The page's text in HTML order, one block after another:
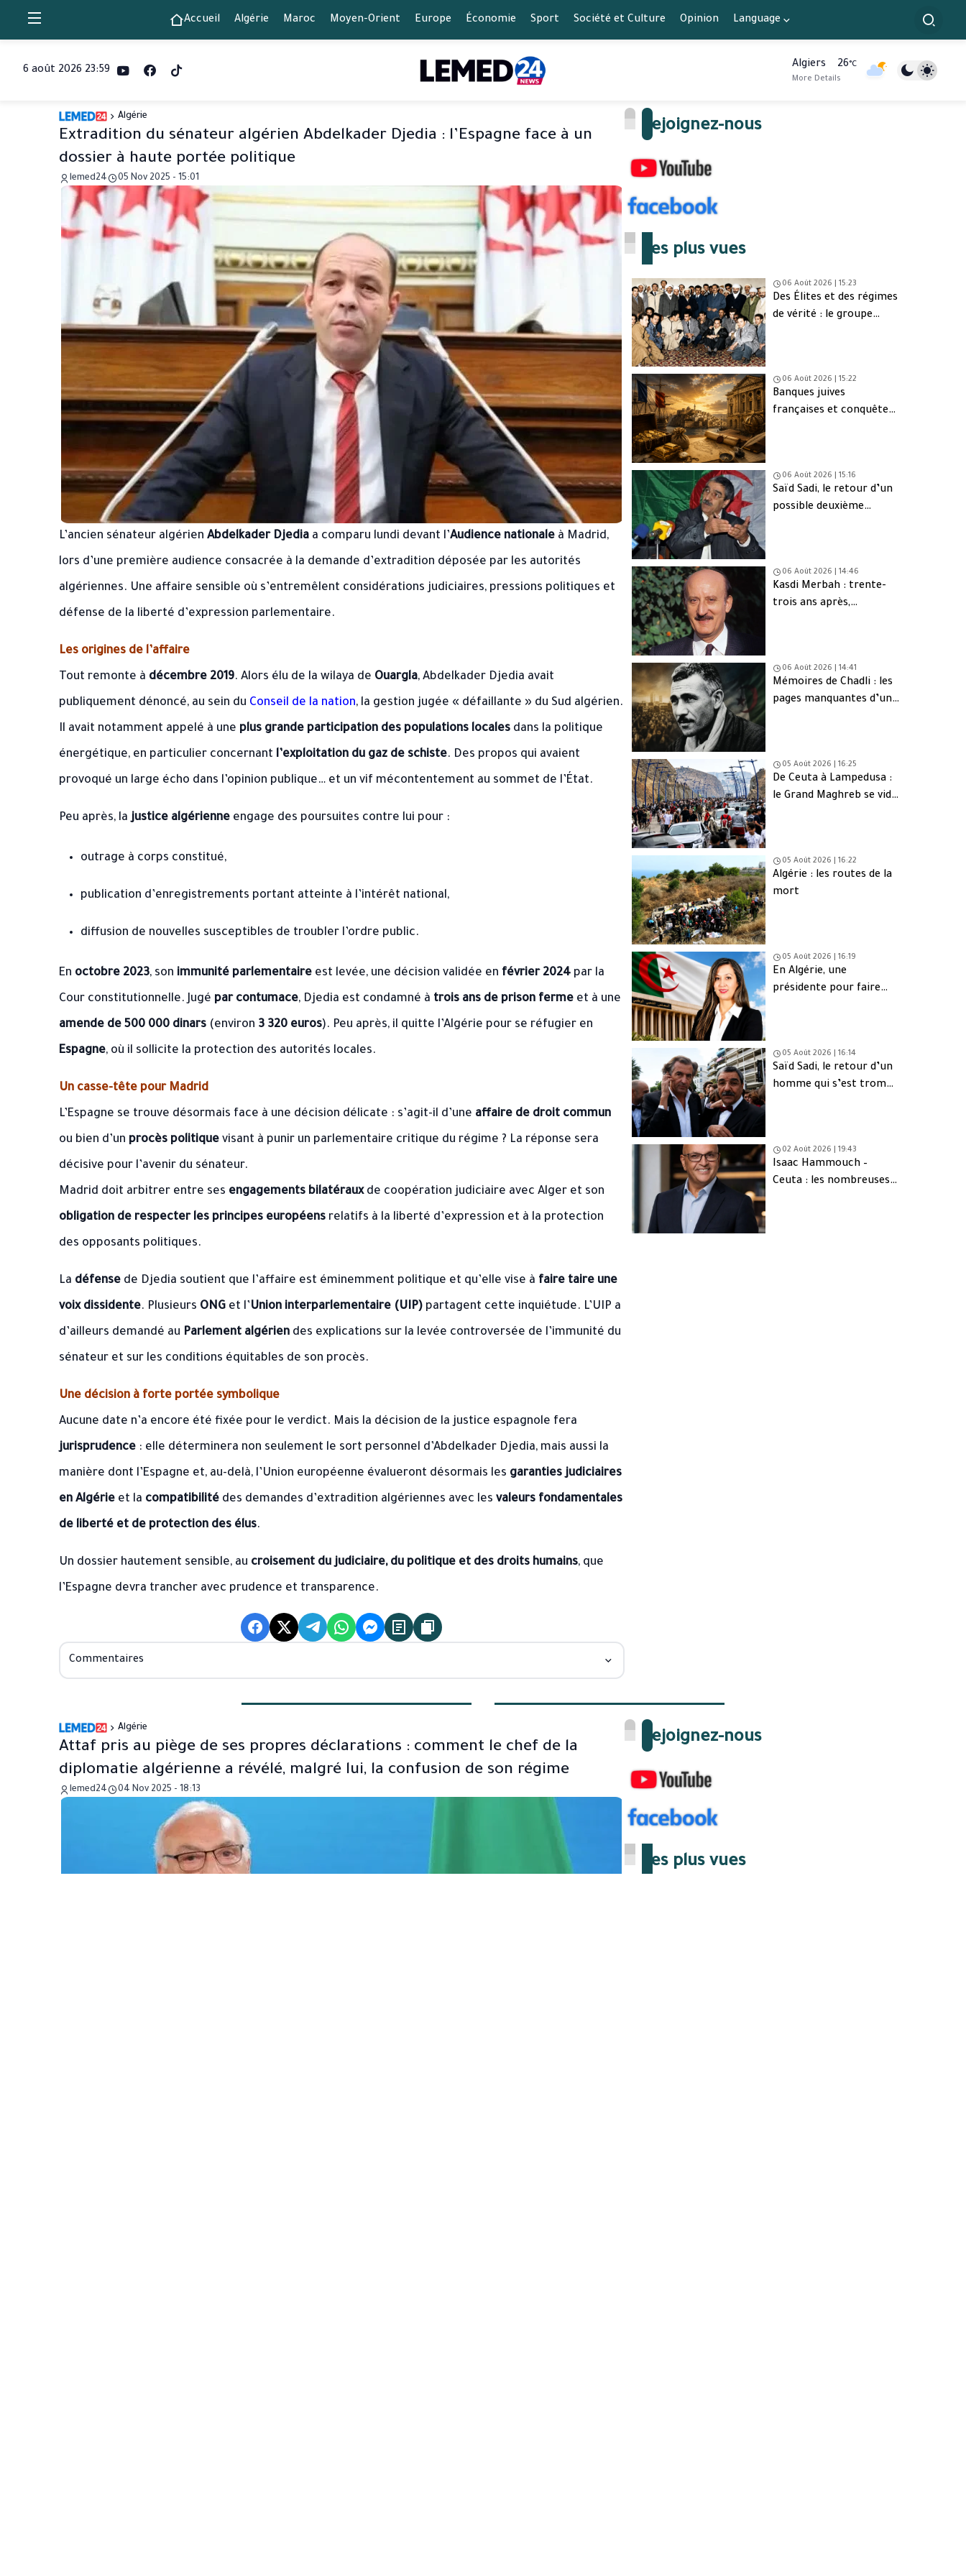
Accueil Algérie Maroc Moyen-Orient Europe Économie Sport Société et Culture Opinion Language
6 août 2026 23:59 Algiers 26°C
More Details
Algérie
Extradition du sénateur algérien Abdelkader Djedia : l’Espagne face à un
dossier à haute portée politique
lemed24 05 Nov 2025 - 15:01
L’ancien sénateur algérien Abdelkader Djedia a comparu lundi devant l’Audience nationale à Madrid,
lors d’une première audience consacrée à la demande d’extradition déposée par les autorités
algériennes. Une affaire sensible où s’entremêlent considérations judiciaires, pressions politiques et
défense de la liberté d’expression parlementaire.
Les origines de l’affaire
Tout remonte à décembre 2019. Alors élu de la wilaya de Ouargla, Abdelkader Djedia avait
publiquement dénoncé, au sein du Conseil de la nation, la gestion jugée « défaillante » du Sud algérien.
Il avait notamment appelé à une plus grande participation des populations locales dans la politique
énergétique, en particulier concernant l’exploitation du gaz de schiste. Des propos qui avaient
provoqué un large écho dans l’opinion publique… et un vif mécontentement au sommet de l’État.
Peu après, lajustice algérienne engage des poursuites contre lui pour :
outrage à corps constitué,
publication d’enregistrements portant atteinte à l’intérêt national,
diffusion de nouvelles susceptibles de troubler l’ordre public.
En octobre 2023, son immunité parlementaire est levée, une décision validée en février 2024 par la
Cour constitutionnelle. Jugé par contumace, Djedia est condamné à trois ans de prison ferme et à une
amende de 500 000 dinars (environ 3 320 euros). Peu après, il quitte l’Algérie pour se réfugier en
Espagne, où il sollicite la protection des autorités locales.
Un casse-tête pour Madrid
L’Espagne se trouve désormais face à une décision délicate : s’agit-il d’une affaire de droit commun
ou bien d’un procès politique visant à punir un parlementaire critique du régime ? La réponse sera
décisive pour l’avenir du sénateur.
Madrid doit arbitrer entre ses engagements bilatérauxde coopération judiciaire avec Alger et son
obligation de respecter les principes européens relatifs à la liberté d’expression et à la protection
des opposants politiques.
La défense de Djedia soutient que l’affaire est éminemment politique et qu’elle vise à faire taire une
voix dissidente. Plusieurs ONG et l’Union interparlementaire (UIP) partagent cette inquiétude. L’UIP a
d’ailleurs demandé au Parlement algérien des explications sur la levée controversée de l’immunité du
sénateur et sur les conditions équitables de son procès.
Une décision à forte portée symbolique
Aucune date n’a encore été fixée pour le verdict. Mais la décision de la justice espagnole fera
jurisprudence : elle déterminera non seulement le sort personnel d’Abdelkader Djedia, mais aussi la
manière dont l’Espagne et, au-delà, l’Union européenne évalueront désormais les garanties judiciaires
en Algérie et la compatibilité des demandes d’extradition algériennes avec les valeurs fondamentales
de liberté et de protection des élus.
Un dossier hautement sensible, au croisement du judiciaire, du politique et des droits humains, que
l’Espagne devra trancher avec prudence et transparence.
Commentaires
Rejoignez-nous
Les plus vues
06 Août 2026 | 15:23
Des Élites et des régimes
de vérité : le groupe
06 Août 2026 | 15:22
Banques juives
françaises et conquête
06 Août 2026 | 15:16
Saïd Sadi, le retour d’un
possible deuxième
06 Août 2026 | 14:46
Kasdi Merbah : trente-
trois ans après,
06 Août 2026 | 14:41
Mémoires de Chadli : les
pages manquantes d’une
05 Août 2026 | 16:25
De Ceuta à Lampedusa :
le Grand Maghreb se vide
05 Août 2026 | 16:22
Algérie : les routes de la
mort
05 Août 2026 | 16:19
En Algérie, une
présidente pour faire
05 Août 2026 | 16:14
Saïd Sadi, le retour d’un
homme qui s’est trompé
02 Août 2026 | 19:43
Isaac Hammouch –
Ceuta : les nombreuses
Algérie
Attaf pris au piège de ses propres déclarations : comment le chef de la
diplomatie algérienne a révélé, malgré lui, la confusion de son régime
lemed24 04 Nov 2025 - 18:13
Rejoignez-nous
Les plus vues